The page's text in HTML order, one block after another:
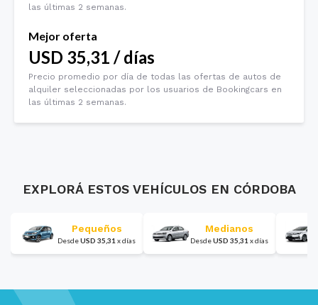
las últimas 2 semanas.
Mejor oferta
USD 35,31 /días
Precio promedio por día de todas las ofertas de autos de
alquiler seleccionadas por los usuarios de Bookingcars en
las últimas 2 semanas.
EXPLORÁ ESTOS VEHÍCULOS EN CÓRDOBA
Pequeños
DesdeUSD 35,31 xdías
Medianos
DesdeUSD 35,31 xdías